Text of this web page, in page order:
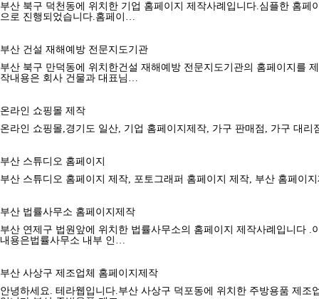
부산 북구 덕천동에 위치한 기업 홈페이지 제작사례입니다.심플한 홈페
으로 진행되었습니다.홈페이…
부산 건설 재해예방 전문지도기관
부산 북구 만덕동에 위치한건설 재해예방 전문지도기관의 홈페이지를
작내용은 회사 건물과 대표님…
온라인 쇼핑몰 제작
온라인 쇼핑몰,경기도 일산, 기업 홈페이지제작, 가구 판매점, 가구 대리
부산 스튜디오 홈페이지
부산 스튜디오 홈페이지 제작, 포토그래퍼 홈페이지 제작, 부산 홈페이
부산 법률사무소 홈페이지제작
부산 연제구 법원앞에 위치한 법률사무소의 홈페이지 제작사례입니다 .
내용은법률사무소 내부 인…
부산 사상구 제조업체 홈페이지제작
안녕하세요. 테라웹입니다.부산 사상구 덕포동에 위치한 주방용품 제조